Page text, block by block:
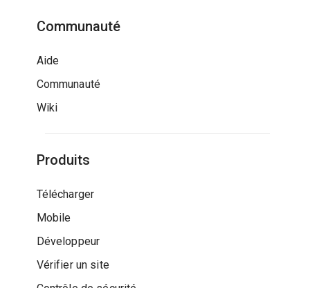
Communauté
Aide
Communauté
Wiki
Produits
Télécharger
Mobile
Développeur
Vérifier un site